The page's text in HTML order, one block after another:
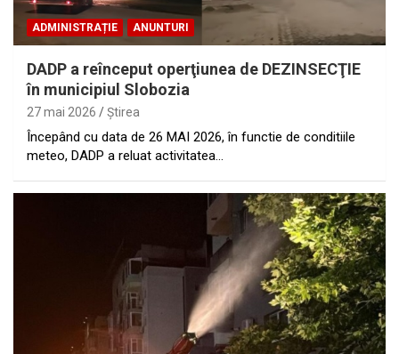
ADMINISTRAȚIE ANUNTURI
DADP a reînceput operţiunea de DEZINSECŢIE
în municipiul Slobozia
27 mai 2026 Ştirea
Începând cu data de 26 MAI 2026, în functie de conditiile
meteo, DADP a reluat activitatea…